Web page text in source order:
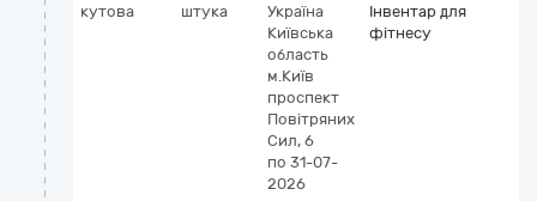
кутова
штука
Україна
Київська
область
м.Київ
проспект
Повітряних
Сил, 6
по 31-07-
2026
Інвентар для
фітнесу